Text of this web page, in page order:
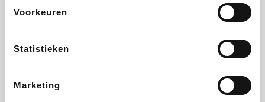
Voorkeuren
Statistieken
Marketing
ZEB Ibood